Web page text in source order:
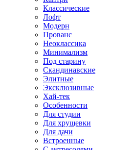
Классические
Лофт
Модерн
Прованс
Неоклассика
Минимализм
Под старину
Скандинавские
Элитные
Эксклюзивные
Хай-тек
Особенности
Для студии
Для хрущевки
Для дачи
Встроенные